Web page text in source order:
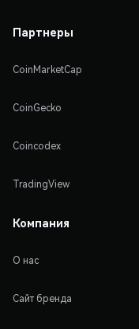
Партнеры
CoinMarketCap
CoinGecko
Coincodex
TradingView
Компания
О нас
Сайт бренда